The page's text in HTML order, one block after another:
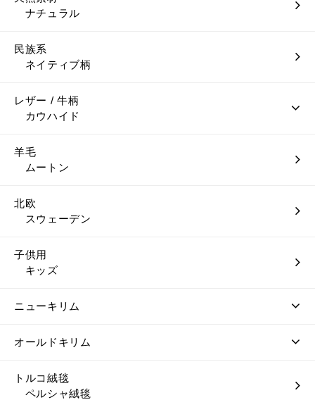
ナチュラル
民族系
ネイティブ柄
レザー / 牛柄
カウハイド
羊毛
ムートン
北欧
スウェーデン
子供用
キッズ
ニューキリム
オールドキリム
トルコ絨毯
ペルシャ絨毯